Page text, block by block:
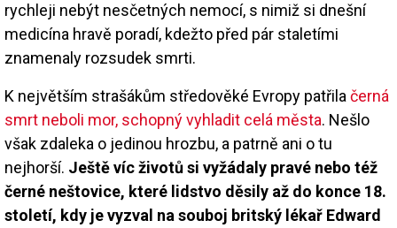
rychleji nebýt nesčetných nemocí, s nimiž si dnešní
medicína hravě poradí, kdežto před pár staletími
znamenaly rozsudek smrti.
K největším strašákům středověké Evropy patřila černá
smrt neboli mor, schopný vyhladit celá města. Nešlo
však zdaleka o jedinou hrozbu, a patrně ani o tu
nejhorší. Ještě víc životů si vyžádaly pravé nebo též
černé neštovice, které lidstvo děsily až do konce 18.
století, kdy je vyzval na souboj britský lékař Edward